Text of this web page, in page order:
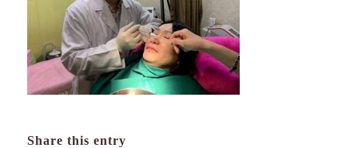
Share this entry